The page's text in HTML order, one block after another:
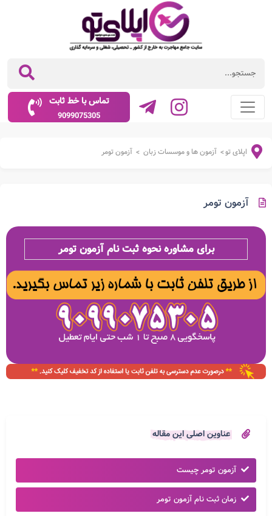
تماس با خط ثابت
9099075305
اپلای تو> آزمون ها و موسسات زبان > آزمون تومر
آزمون تومر
برای مشاوره نحوه ثبت نام آزمون تومر
عناوین اصلی این مقاله
آزمون تومر چیست
زمان ثبت نام آزمون تومر